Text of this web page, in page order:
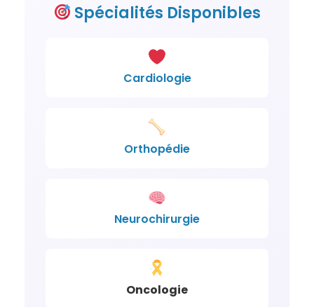
Spécialités Disponibles
Cardiologie
Orthopédie
Neurochirurgie
Oncologie